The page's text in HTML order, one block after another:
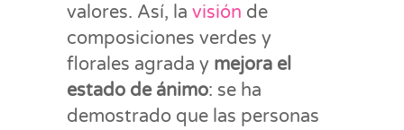
valores. Así, la visión de
composiciones verdes y
florales agrada y mejora el
estado de ánimo: se ha
demostrado que las personas